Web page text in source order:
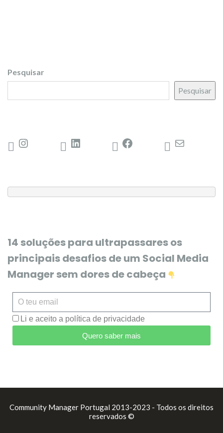
Pesquisar
Pesquisar
14 soluções para ultrapassares os
principais desafios de um Social Media
Manager sem dores de cabeça
Li e aceito a política de privacidade
Quero saber mais
Community Manager Portugal 2013-2023 - Todos os direitos
reservados ©